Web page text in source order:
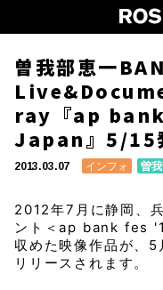
曽我部恵一
ray『ap
Japan』5/15
2013.03.07 インフォ 曽
2012年7月に静岡、
ント＜ap bank fes
収めた映像作品が、
リリースされます。